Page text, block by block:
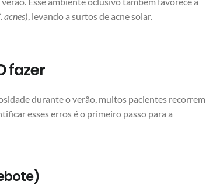
acnes), levando a surtos de acne solar.
fazer
durante o verão, muitos pacientes recorrem
esses erros é o primeiro passo para a